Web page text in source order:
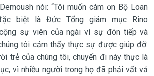
nói: “Tôi muốn cám ơn Bộ Loan
biệt là Đức Tổng giám mục Rino
sự viên của ngài vì sự đón tiếp và
tôi cảm thấy thực sự được giúp đỡ.
trẻ của chúng tôi, chuyến đi này thực là
vì nhiều người trong họ đã phải vất vả